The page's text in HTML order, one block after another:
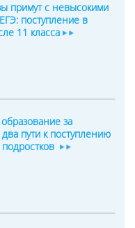
примут с невысокими
поступление в
11 класса
за
пути к поступлению